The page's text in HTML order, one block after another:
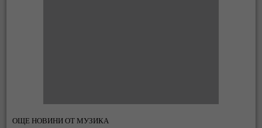
ОЩЕ НОВИНИ ОТ МУЗИКА